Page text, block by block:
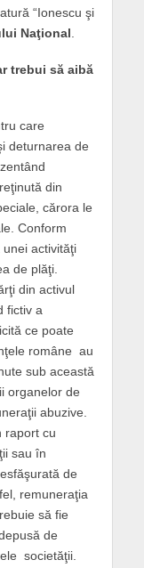
“Ionescu şi
Naţional
trebui să aibă
care
deturnarea de
din
cărora le
Conform
activităţi
de plăţi.
din activul
fictiv a
ce poate
române au
sub această
organelor de
abuzive.
raport cu
sau în
de
remuneraţia
să fie
de
societăţii.